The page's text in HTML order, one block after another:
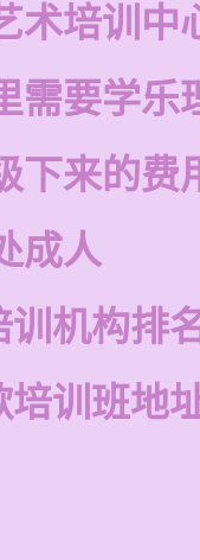
术培训中
需要学乐
下来的费
成人
机构排
训班地